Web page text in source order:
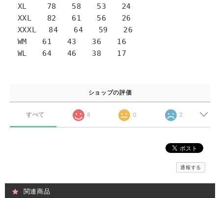
XL 78 58 53 24
XXL 82 61 56 26
XXXL 84 64 59 26
WM 61 43 36 16
WL 64 46 38 17
ショップの評価
すべて 8 0 2
通報する
関連商品